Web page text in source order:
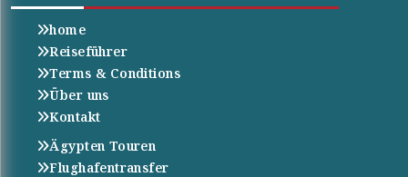
home
Reiseführer
Terms & Conditions
Über uns
Kontakt
Ägypten Touren
Flughafentransfer